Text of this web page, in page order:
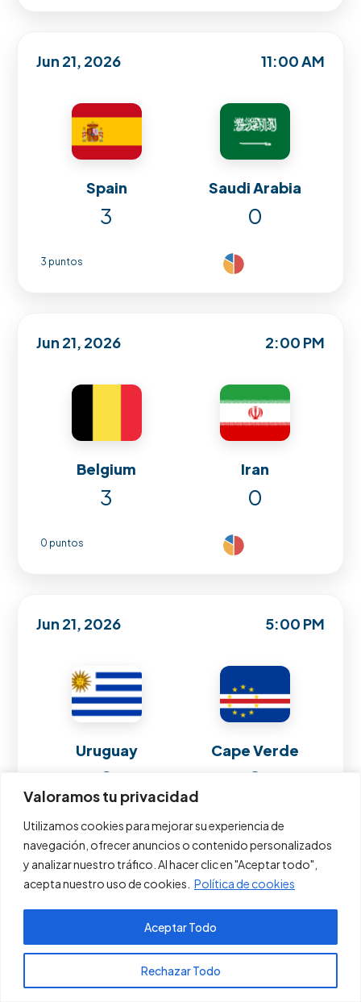
Valoramos tu privacidad
Utilizamos cookies para mejorar su experiencia de
navegación, ofrecer anuncios o contenido personalizados
y analizar nuestro tráfico. Al hacer clic en "Aceptar todo",
acepta nuestro uso de cookies. Política de cookies
Rechazar Todo
Aceptar Todo
Jun 21, 2026 11:00 AM
Spain Saudi Arabia
3 0
3 puntos
Jun 21, 2026 2:00 PM
Belgium Iran
3 0
0 puntos
Jun 21, 2026 5:00 PM
Uruguay Cape Verde
2 0
0 puntos
Jun 21, 2026 8:00 PM